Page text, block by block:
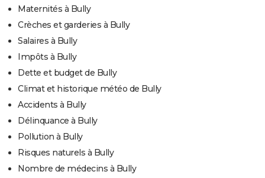
Maternités à Bully
Crèches et garderies à Bully
Salaires à Bully
Impôts à Bully
Dette et budget de Bully
Climat et historique météo de Bully
Accidents à Bully
Délinquance à Bully
Pollution à Bully
Risques naturels à Bully
Nombre de médecins à Bully